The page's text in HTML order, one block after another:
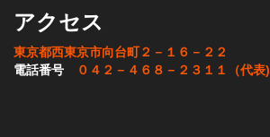
アクセス
東京都西東京市向台町２－１６－２２
電話番号
０４２－４６８－２３１１（代表)